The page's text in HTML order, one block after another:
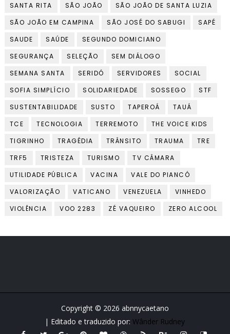
SANTA RITA
SÃO JOÃO
SÃO JOÃO DE SANTA LUZIA
SÃO JOÃO EM CAMPINA
SÃO JOSÉ DO SABUGI
SAPÉ
SAUDE
SAÚDE
SEGUNDO DOMICIANO
SEGURANÇA
SELEÇÃO
SEM DIÁLOGO
SEMANA SANTA
SERIDÓ SERVIDORES
SOCIAL
SOFIA SIMPLÍCIO
SOLIDARIEDADE SOSSEGO
STF
SUSTENTABILIDADE
SUSTO TAPEROÁ
TAUÁ
TCE
TECNOLOGIA TERREMOTO
THE VOICE KIDS
TIGRINHO
TRAGÉDIA TRÂNSITO TRAUMA
TRE
TRF5
TRISTEZA TURISMO
TV CÂMARA
UTILIDADE PÚBLICA
VACINA
VALE DO PIANCÓ
VALORIZAÇÃO
VATICANO VENEZUELA
VINHEDO
VIOLÊNCIA
VOO 2283 ZÉ VAQUEIRO ZERO ALCOOL
Copyright © 2026 abnnycaetano
| Editado e traduzido por:Wânder Rudney